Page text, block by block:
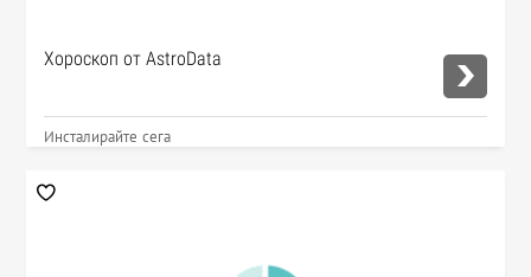
Хороскоп от AstroData
Инсталирайте сега